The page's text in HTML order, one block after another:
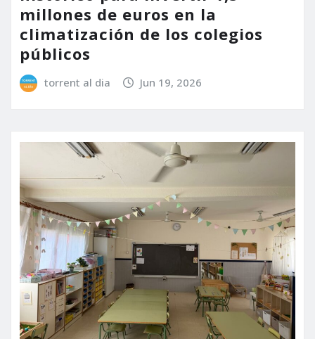
millones de euros en la
climatización de los colegios
públicos
torrent al dia Jun 19, 2026